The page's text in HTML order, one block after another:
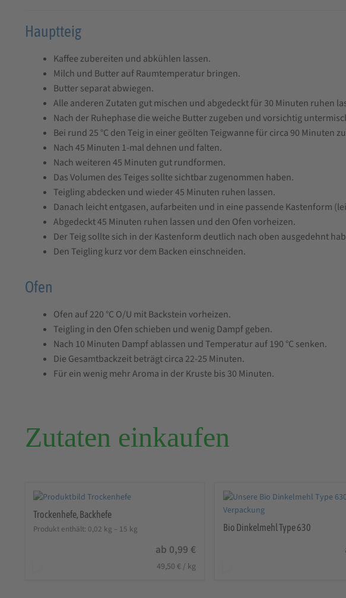
g
Hauptteig
Kaffee zubereiten und abkühlen lassen.
Milch und Butter auf Raumtemperatur bringen.
Butter separat abwiegen.
Alle anderen Zutaten gut mischen und abgedeckt für 30 Minuten ruhen
Nach der Ruhephase die weiche Butter zugeben und vorsichtig
Bei rund 25 °C den Teig in einer geölten Teigwanne für circa 90 Minuten
Nach 45 Minuten 1-mal dehnen und falten.
Nach weiteren 45 Minuten gut rundformen.
Das Volumen des Teiges sollte sichtbar zugenommen haben.
Teigling abdecken und wieder 45 Minuten ruhen lassen.
Danach leicht entgasen, aufarbeiten und in eine passende Kastenform
Abgedeckt 45 Minuten ruhen lassen und den Ofen vorheizen.
Der Teig sollte sich in der Kastenform deutlich nach oben ausgedehnt
Den Teigling kurz vor dem Backen einschneiden.
Ofen
Ofen auf 220 °C O/U mit Backstein vorheizen.
Teigling in den Ofen schieben und wenig Dampf geben.
Nach 10 Minuten Dampf ablassen und Temperatur auf 190 °C senken.
Die Gesamtbackzeit beträgt circa 22-25 Minuten.
Für ein wenig mehr Aroma in der Kruste bis 30 Minuten.
Zutaten einkaufen
Trockenhefe, Backhefe
Produkt enthält: 0,02 kg – 15 kg
ab 0,99€
49,50 € / kg
Bio Dinkelmehl Type 630